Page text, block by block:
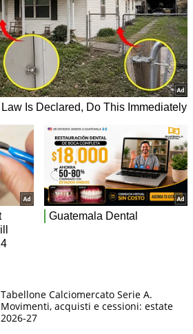
Tabellone Calciomercato Serie A.
Movimenti, acquisti e cessioni: estate
2026-27